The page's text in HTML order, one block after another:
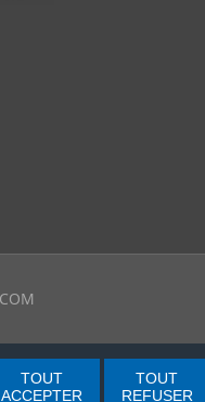
TOUT
ACCEPTER
TOUT
REFUSER